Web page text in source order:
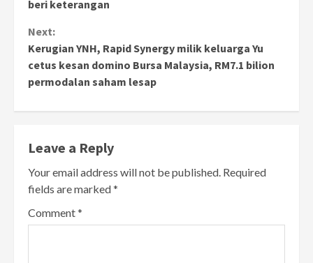
beri keterangan
Next:
Kerugian YNH, Rapid Synergy milik keluarga Yu
cetus kesan domino Bursa Malaysia, RM7.1 bilion
permodalan saham lesap
Leave a Reply
Your email address will not be published. Required
fields are marked*
Comment*